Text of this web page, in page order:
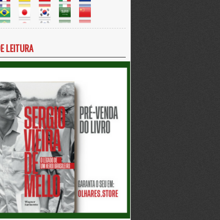
LEITURA